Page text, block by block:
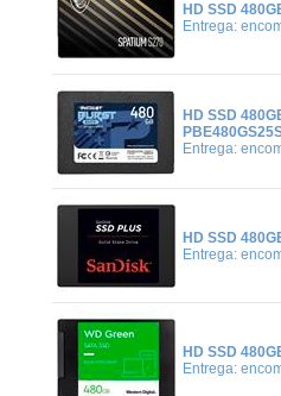
HD SSD
Entrega:
HD SSD
Entrega:
HD SSD
Entrega:
HD SSD
Entrega: